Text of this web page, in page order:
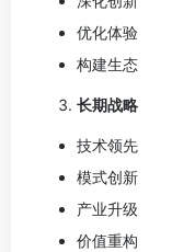
优化体验
构建生态
长期战略
技术领先
模式创新
产业升级
价值重构